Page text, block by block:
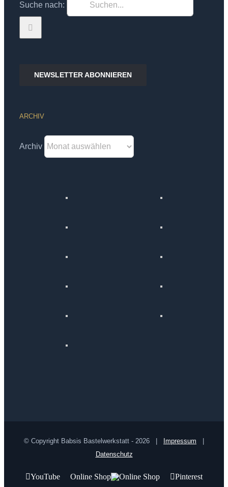
Suche nach:
NEWSLETTER ABONNIEREN
ARCHIV
Archiv
© Copyright Babsis Bastelwerkstatt - 2026 | Impressum
Datenschutz
YouTube Online Shop Pinterest